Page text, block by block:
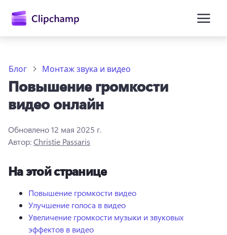
содержимому
Попробовать бесплатно
Блог Монтаж звука и видео
Повышение громкости
видео онлайн
Обновлено12 мая 2025 г.
Автор:Christie Passaris
На этой странице
Повышение громкости видео
Улучшение голоса в видео
Увеличение громкости музыки и звуковых
эффектов в видео